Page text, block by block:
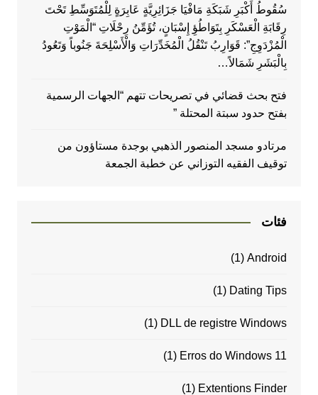
سُقُوطُ أَكْبَرِ شَبَكَةِ مَافْيَا جَزَائِرِيَّةٍ عَابِرَةٍ لِلْمُتَوَسِّطِ تَحْتَ
رِقَابَةِ الْعَسْكَرِ بِتَوَاطُؤِ إِسْبَانٍ، تُؤَمِّنُ رِحْلَاتِ “الْمَوْتِ
الْمُزْدَوِجِ”: قَوَارِبُ تَنْقُلُ الْمُخَدِّرَاتِ وَالْأَسْلِحَةَ جَنُوباً وَتَعُودُ
بِالْبَشَرِ شَمَالاً…
فتح بحث قضائي في تصريحات تتهم “الجهات الرسمية
بفتح حدود سبتة المحتلة ”
مرتادو مسجد المنصور الذهبي بوجدة مستاؤون من
توقيف الفقيه التوزاني عن خطبة الجمعة
فئات
Android
(1)
Dating Tips
(1)
DLL de registre Windows
(1)
Erros do Windows 11
(1)
Extentions Finder
(1)